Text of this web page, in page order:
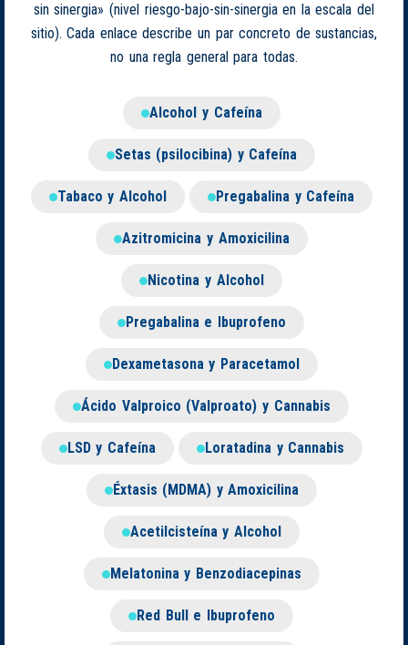
sin sinergia» (nivel riesgo-bajo-sin-sinergia en la escala del
sitio). Cada enlace describe un par concreto de sustancias,
no una regla general para todas.
Alcohol y Cafeína
Setas (psilocibina) y Cafeína
Tabaco y Alcohol Pregabalina y Cafeína
Azitromicina y Amoxicilina
Nicotina y Alcohol
Pregabalina e Ibuprofeno
Dexametasona y Paracetamol
Ácido Valproico (Valproato) y Cannabis
LSD y Cafeína Loratadina y Cannabis
Éxtasis (MDMA) y Amoxicilina
Acetilcisteína y Alcohol
Melatonina y Benzodiacepinas
Red Bull e Ibuprofeno